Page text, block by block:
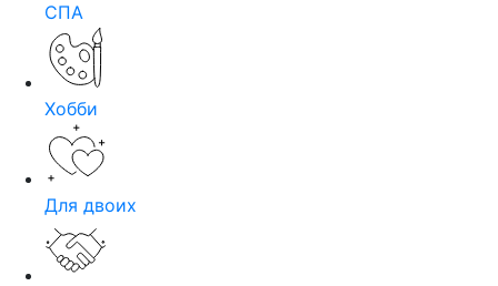
СПА
Хобби
Для двоих